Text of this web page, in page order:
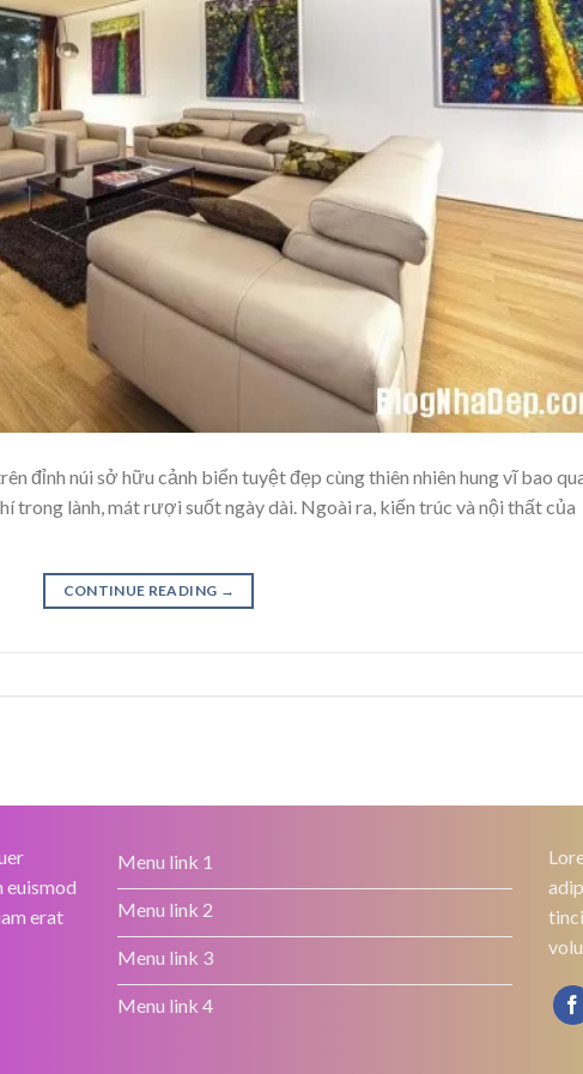
đỉnh núi sở hữu cảnh biển tuyệt đẹp cùng thiên nhiên hung vĩ bao
trong lành, mát rượi suốt ngày dài. Ngoài ra, kiến trúc và nội thất của
CONTINUE READING →
euismod
erat
Menu link 1
Menu link 2
Menu link 3
Menu link 4